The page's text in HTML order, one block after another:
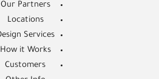
Our Partners
Locations
Services
How it Works
Customers